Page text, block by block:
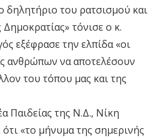
δηλητήριο του ρατσισμού και
τόνισε ο κ.
εξέφρασε την ελπίδα «οι
ανθρώπων να αποτελέσουν
του τόπου μας και της
Παιδείας της Ν.Δ., Νίκη
«το μήνυμα της σημερινής